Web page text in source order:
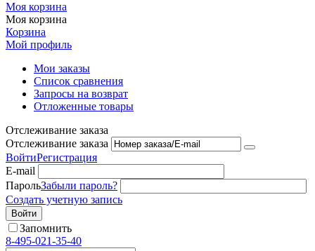
Моя корзина
Моя корзина
Корзина
Мой профиль
Мои заказы
Список сравнения
Запросы на возврат
Отложенные товары
Отслеживание заказа
Отслеживание заказа
ВойтиРегистрация
E-mail
ПарольЗабыли пароль?
Создать учетную запись
Войти
Запомнить
8-495-021-35-40